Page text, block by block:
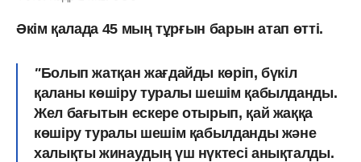
Әкім қалада 45 мың тұрғын барын атап өтті.
"Болып жатқан жағдайды көріп, бүкіл
қаланы көшіру туралы шешім қабылданды.
Жел бағытын ескере отырып, қай жаққа
көшіру туралы шешім қабылданды және
халықты жинаудың үш нүктесі анықталды.